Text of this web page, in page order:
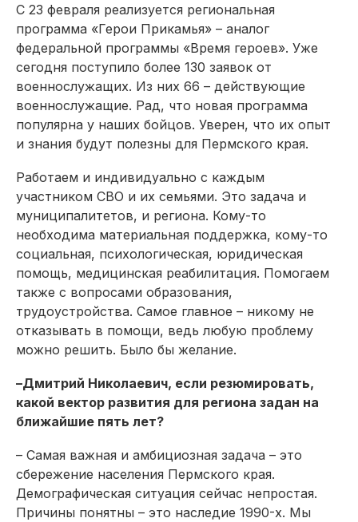
С 23 февраля реализуется региональная
программа «Герои Прикамья» – аналог
федеральной программы «Время героев». Уже
сегодня поступило более 130 заявок от
военнослужащих. Из них 66 – дейст­вующие
военнослужащие. Рад, что новая программа
популярна у наших бойцов. Уверен, что их опыт
и знания будут полезны для Пермского края.
Работаем и индивидуально с каждым
участником СВО и их семьями. Это задача и
муниципалитетов, и региона. Кому-то
необходима материальная поддержка, кому-то
социальная, психологическая, юридическая
помощь, медицинская реабилитация. Помогаем
также с вопросами образования,
трудоустройства. Самое главное – никому не
отказывать в помощи, ведь любую проблему
можно решить. Было бы желание.
–Дмитрий Николаевич, если резюмировать,
какой вектор развития для региона задан на
ближайшие пять лет?
– Самая важная и амбициозная задача – это
сбережение населения Пермского края.
Демографическая ситуация сейчас непростая.
Причины понятны – это наследие 1990-х. Мы